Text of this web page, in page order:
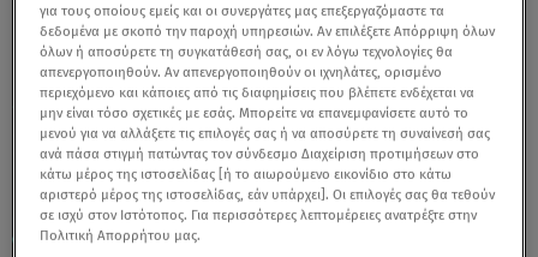
για τους οποίους εμείς και οι συνεργάτες μας επεξεργαζόμαστε τα
δεδομένα με σκοπό την παροχή υπηρεσιών. Αν επιλέξετε Απόρριψη όλων
όλων ή αποσύρετε τη συγκατάθεσή σας, οι εν λόγω τεχνολογίες θα
απενεργοποιηθούν. Αν απενεργοποιηθούν οι ιχνηλάτες, ορισμένο
περιεχόμενο και κάποιες από τις διαφημίσεις που βλέπετε ενδέχεται να
μην είναι τόσο σχετικές με εσάς. Μπορείτε να επανεμφανίσετε αυτό το
μενού για να αλλάξετε τις επιλογές σας ή να αποσύρετε τη συναίνεσή σας
ανά πάσα στιγμή πατώντας τον σύνδεσμο Διαχείριση προτιμήσεων στο
κάτω μέρος της ιστοσελίδας [ή το αιωρούμενο εικονίδιο στο κάτω
αριστερό μέρος της ιστοσελίδας, εάν υπάρχει]. Οι επιλογές σας θα τεθούν
σε ισχύ στον Ιστότοπος. Για περισσότερες λεπτομέρειες ανατρέξτε στην
Πολιτική Απορρήτου μας.